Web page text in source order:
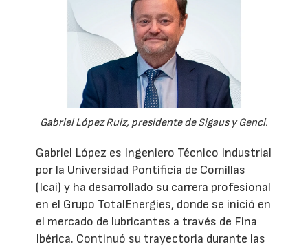
Gabriel López Ruiz, presidente de Sigaus y Genci.
Gabriel López es Ingeniero Técnico Industrial
por la Universidad Pontificia de Comillas
(Icai) y ha desarrollado su carrera profesional
en el Grupo TotalEnergies, donde se inició en
el mercado de lubricantes a través de Fina
Ibérica. Continuó su trayectoria durante las